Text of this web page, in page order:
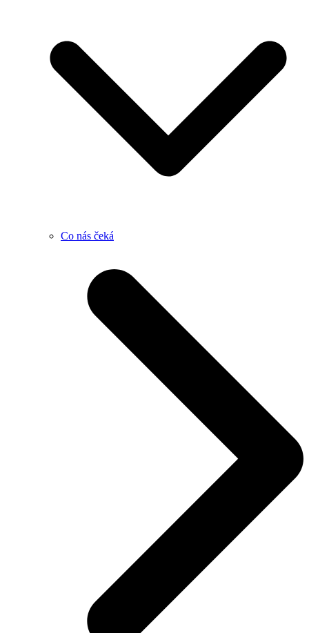
Co nás čeká